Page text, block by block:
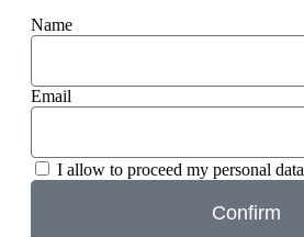
Name
Email
I allow to proceed my personal data
Confirm